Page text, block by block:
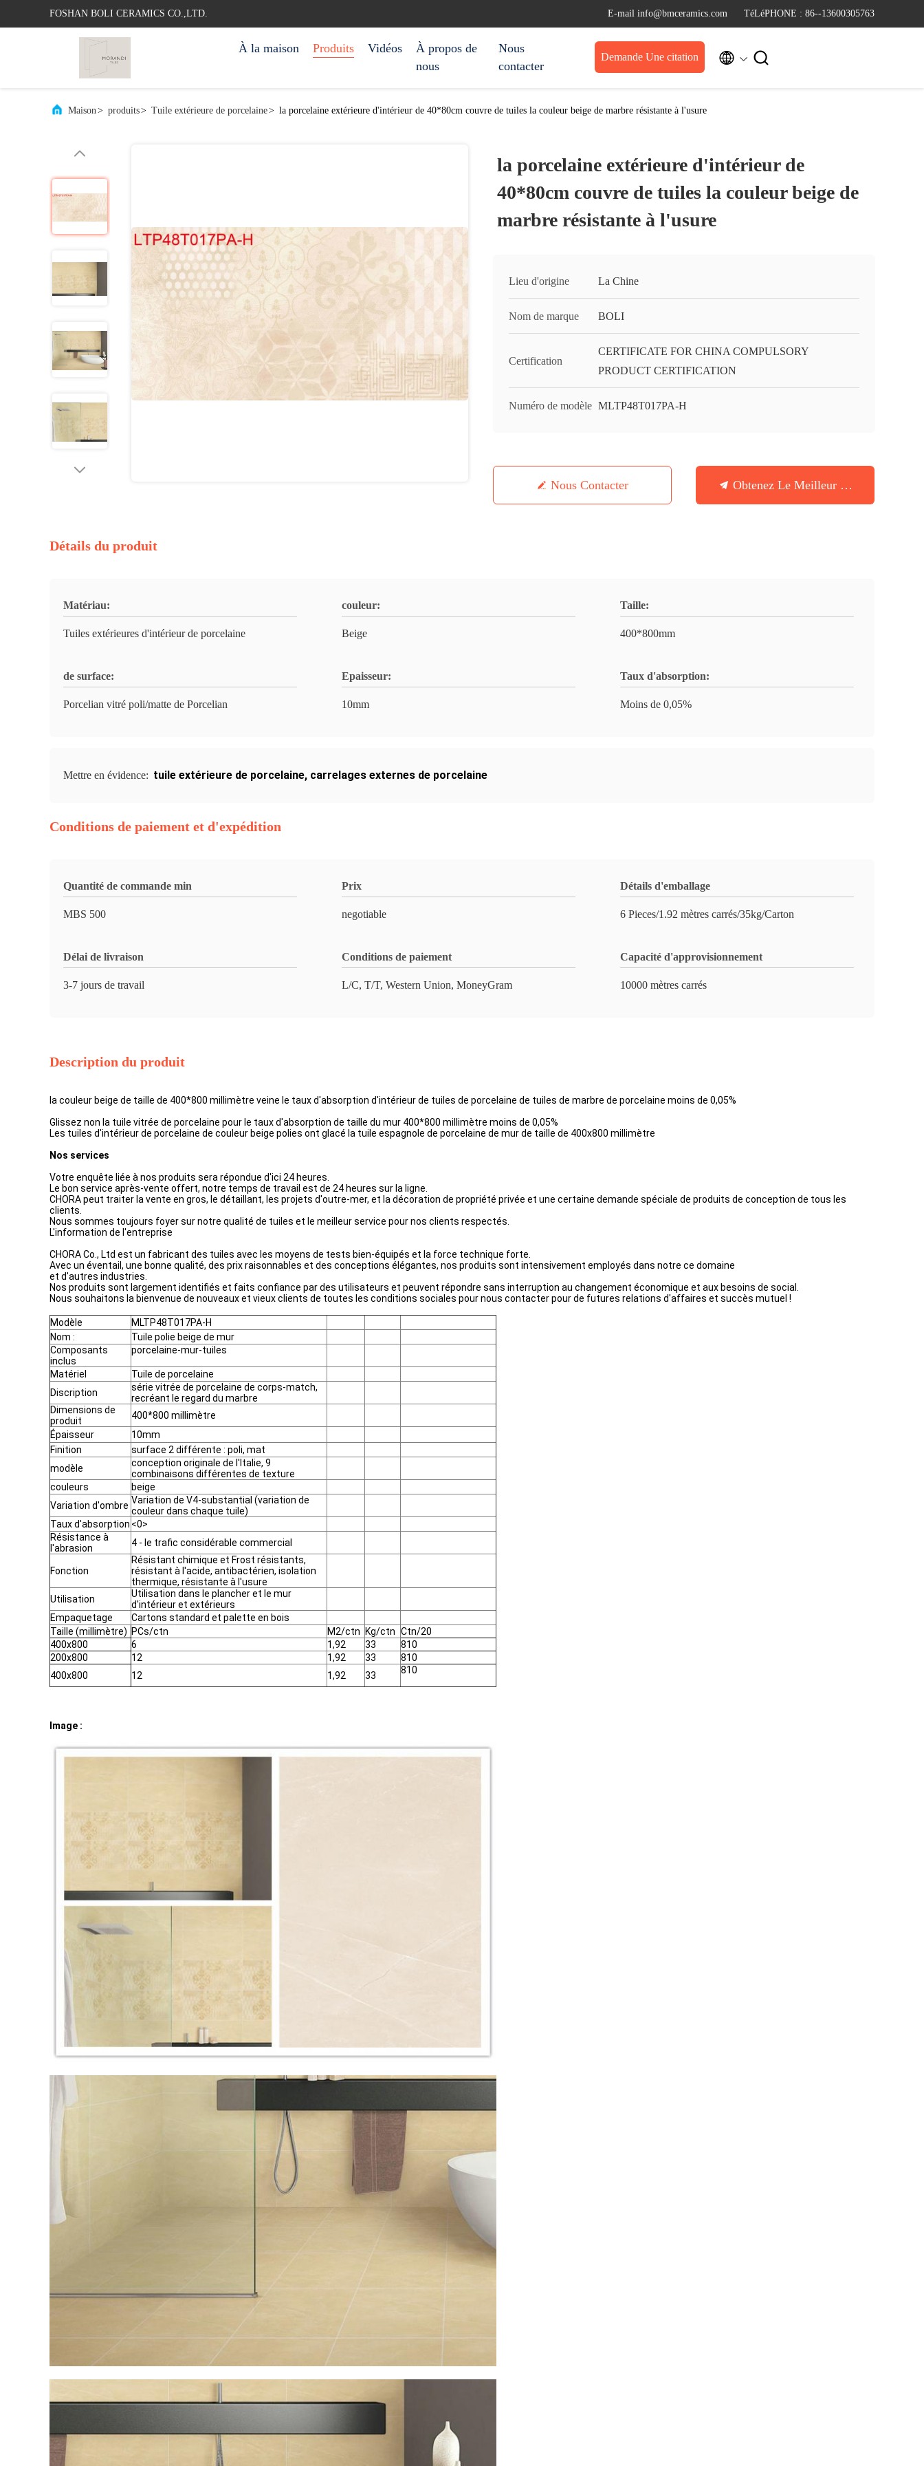
FOSHAN BOLI CERAMICS CO.,LTD. E-mail info@bmceramics.com TéLéPHONE : 86--13600305763
À la maison Produits Vidéos
À propos de
nous
Nous
contacter
Demande Une citation  
Maison> produits> Tuile extérieure de porcelaine> la porcelaine extérieure d'intérieur de 40*80cm couvre de tuiles la couleur beige de marbre résistante à l'usure
la porcelaine extérieure d'intérieur de
40*80cm couvre de tuiles la couleur beige de
marbre résistante à l'usure
Lieu d'origine La Chine
Nom de marque BOLI
Certification
CERTIFICATE FOR CHINA COMPULSORY
PRODUCT CERTIFICATION
Numéro de modèle MLTP48T017PA-H
Nous Contacter Obtenez Le Meilleur Prix
Détails du produit
Matériau:
Tuiles extérieures d'intérieur de porcelaine
couleur:
Beige
Taille:
400*800mm
de surface:
Porcelian vitré poli/matte de Porcelian
Epaisseur:
10mm
Taux d'absorption:
Moins de 0,05%
Mettre en évidence: tuile extérieure de porcelaine, carrelages externes de porcelaine
Conditions de paiement et d'expédition
Quantité de commande min
MBS 500
Prix
negotiable
Détails d'emballage
6 Pieces/1.92 mètres carrés/35kg/Carton
Délai de livraison
3-7 jours de travail
Conditions de paiement
L/C, T/T, Western Union, MoneyGram
Capacité d'approvisionnement
10000 mètres carrés
Description du produit
la couleur beige de taille de 400*800 millimètre veine le taux d'absorption d'intérieur de tuiles de porcelaine de tuiles de marbre de porcelaine moins de 0,05%
Glissez non la tuile vitrée de porcelaine pour le taux d'absorption de taille du mur 400*800 millimètre moins de 0,05%
Les tuiles d'intérieur de porcelaine de couleur beige polies ont glacé la tuile espagnole de porcelaine de mur de taille de 400x800 millimètre
Nos services
Votre enquête liée à nos produits sera répondue d'ici 24 heures.
Le bon service après-vente offert, notre temps de travail est de 24 heures sur la ligne.
CHORA peut traiter la vente en gros, le détaillant, les projets d'outre-mer, et la décoration de propriété privée et une certaine demande spéciale de produits de conception de tous les
clients.
Nous sommes toujours foyer sur notre qualité de tuiles et le meilleur service pour nos clients respectés.
L'information de l'entreprise
CHORA Co., Ltd est un fabricant des tuiles avec les moyens de tests bien-équipés et la force technique forte.
Avec un éventail, une bonne qualité, des prix raisonnables et des conceptions élégantes, nos produits sont intensivement employés dans notre ce domaine
et d'autres industries.
Nos produits sont largement identifiés et faits confiance par des utilisateurs et peuvent répondre sans interruption au changement économique et aux besoins de social.
Nous souhaitons la bienvenue de nouveaux et vieux clients de toutes les conditions sociales pour nous contacter pour de futures relations d'affaires et succès mutuel !
Modèle
MLTP48T017PA-H
Nom :
Tuile polie beige de mur
Composants
inclus
porcelaine-mur-tuiles
Matériel
Tuile de porcelaine
Discription
série vitrée de porcelaine de corps-match,
recréant le regard du marbre
Dimensions de
produit
400*800 millimètre
Épaisseur
10mm
Finition
surface 2 différente : poli, mat
modèle
conception originale de l'Italie, 9
combinaisons différentes de texture
couleurs
beige
Variation d'ombre Variation de V4-substantial (variation de
couleur dans chaque tuile)
Taux d'absorption <0>
Résistance à
l'abrasion
4 - le trafic considérable commercial
Fonction
Résistant chimique et Frost résistants,
résistant à l'acide, antibactérien, isolation
thermique, résistante à l'usure
Utilisation
Utilisation dans le plancher et le mur
d'intérieur et extérieurs
Empaquetage
Cartons standard et palette en bois
Taille (millimètre) PCs/ctn M2/ctn Kg/ctn Ctn/20
400x800
6 1,92 33
810
200x800
12 1,92 33
810
400x800
12 1,92 33 810
Image :